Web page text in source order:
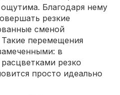
Благодаря нему
резкие
сменой
перемещения
в
резко
просто идеально